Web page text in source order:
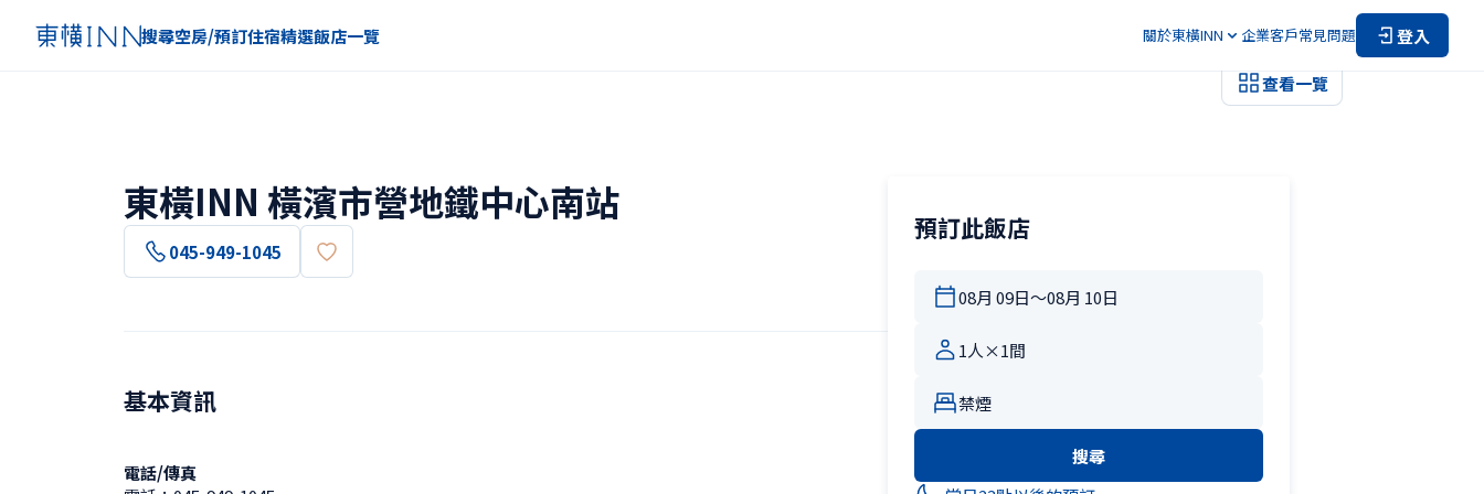
搜尋空房/預訂住宿精選飯店一覽 關於東橫INN 企業客戶常見問題 登入
查看一覽
東橫INN 橫濱市營地鐵中心南站
045-949-1045
基本資訊
電話/傳真
預訂此飯店
搜尋